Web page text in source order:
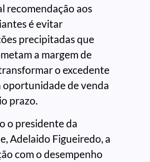
recomendação aos
é evitar
precipitadas que
a margem de
o excedente
oportunidade de venda
prazo.
o presidente da
Adelaido Figueiredo, a
com o desempenho